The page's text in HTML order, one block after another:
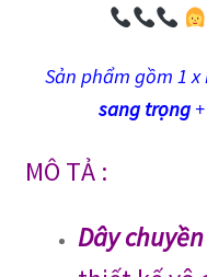
Sản phẩm gồm 1 x
sang trọng
MÔ TẢ :
Dây